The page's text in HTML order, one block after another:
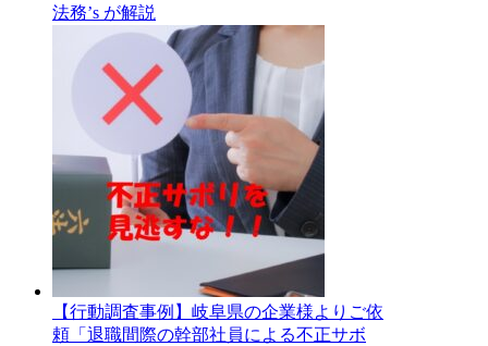
法務’s が解説
【行動調査事例】岐阜県の企業様よりご依
頼「退職間際の幹部社員による不正サボ